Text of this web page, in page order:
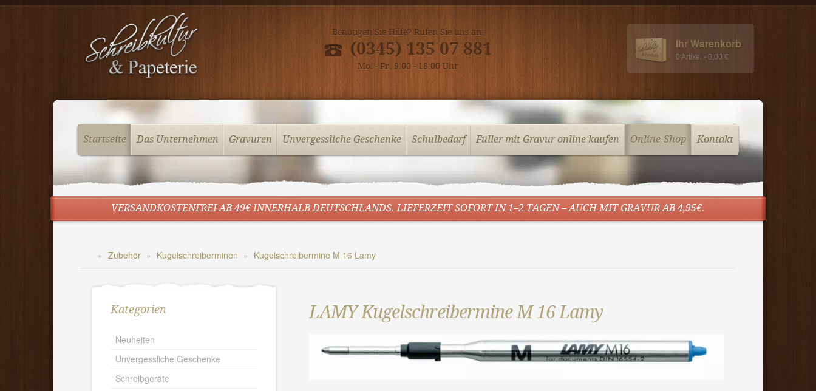
Benötigen Sie Hilfe? Rufen Sie uns an:
(0345) 135 07 881
Mo. - Fr. 9:00 - 18:00 Uhr
Ihr Warenkorb
0 Artikel - 0,00 €
Startseite Das Unternehmen Gravuren Unvergessliche Geschenke Schulbedarf Füller mit Gravur online kaufen Online-Shop Kontakt
VERSANDKOSTENFREI AB 49€ INNERHALB DEUTSCHLANDS. LIEFERZEIT SOFORT IN 1–2 TAGEN – AUCH MIT GRAVUR AB 4,95€.
Zubehör Kugelschreiberminen Kugelschreibermine M 16 Lamy
LAMY Kugelschreibermine M 16 Lamy
Kategorien
Neuheiten
Unvergessliche Geschenke
Schreibgeräte